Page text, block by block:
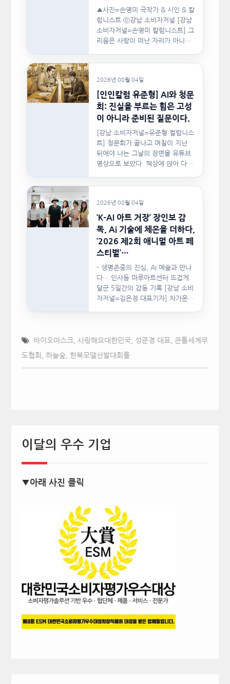
▲사진=손영미 극작가 & 시인 & 칼
럼니스트 ⓒ강남 소비자저널 [강남
소비자저널=손영미 칼럼니스트] 그
리움은 사랑이 떠난 자리가 아니라,
2026년 08월 04일
[인인칼럼 유준형] AI와 청문
회: 진실을 부르는 힘은 고성
이 아니라 준비된 질문이다.
[강남 소비자저널=유준형 컬럼니스
트] 청문회가 끝나고 며칠이 지난
뒤에야 나는 그날의 장면을 유튜브
영상으로 보았다. 책상에 앉아 다른
2026년 08월 04일
‘K-AI 아트 거장’ 장인보 감
독, Ai 기술에 체온을 더하다,
‘2026 제2회 애니멀 아트 페
스티벌’…
- 생명존중의 진심, AI 예술과 만나
다… 인사동 마루아트센터 뜨겁게
달군 5일간의 감동 기록 [강남 소비
자저널=김은정 대표기자] 차가운
바이오마스크 사랑해요대한민국, 성준경 대표 큰틀세계무
도협회 하늘숲, 한복모델선발대회를
이달의 우수 기업
▼아래 사진 클릭